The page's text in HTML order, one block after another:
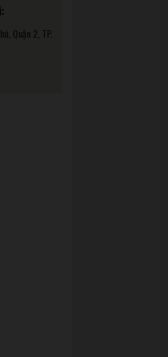
Quận 2, TP.